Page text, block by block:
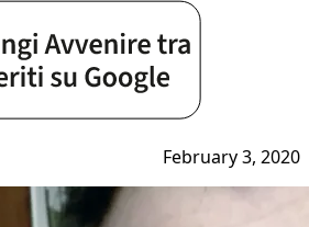
February 3, 2020